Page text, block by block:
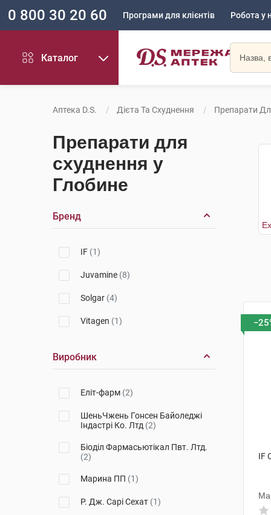
0 800 30 20 60 Програми для клієнтів Робота у
Каталог
Аптека D.S. Дієта Та Схуднення Препарати
Препарати для
схуднення у
Глобине
Бренд
IF (1)
Juvamine (8)
Solgar (4)
Vitagen (1)
Виробник
Еліт-фарм (2)
ШеньЧжень Гонсен Байоледжі
Індастрі Ко. Лтд (2)
Біоділ Фармасьютікал Пвт. Лтд.
(2)
Марина ПП (1)
Р. Дж. Сарі Сехат (1)
IF